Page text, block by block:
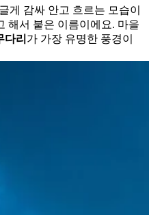
게 감싸 안고 흐르는 모습이
해서 붙은 이름이에요. 마을
다리 가 가장 유명한 풍경이